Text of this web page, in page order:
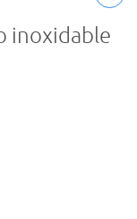
inoxidable